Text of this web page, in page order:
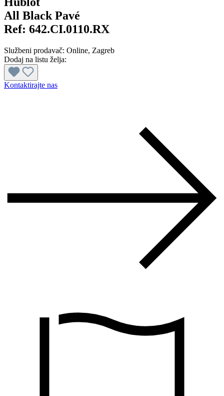
All Black Pavé
Ref: 642.CI.0110.RX
Službeni prodavač: Online, Zagreb
Dodaj na listu želja:
Kontaktirajte nas